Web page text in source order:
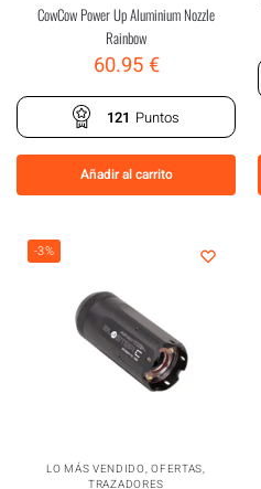
CowCow Power Up Aluminium Nozzle
Rainbow
60.95€
121 Puntos
Añadir al carrito
-3%
LO MÁS VENDIDO,OFERTAS,
TRAZADORES